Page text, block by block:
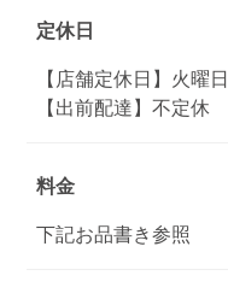
定休日
【店舗定休日】火曜日
【出前配達】不定休
料金
下記お品書き参照